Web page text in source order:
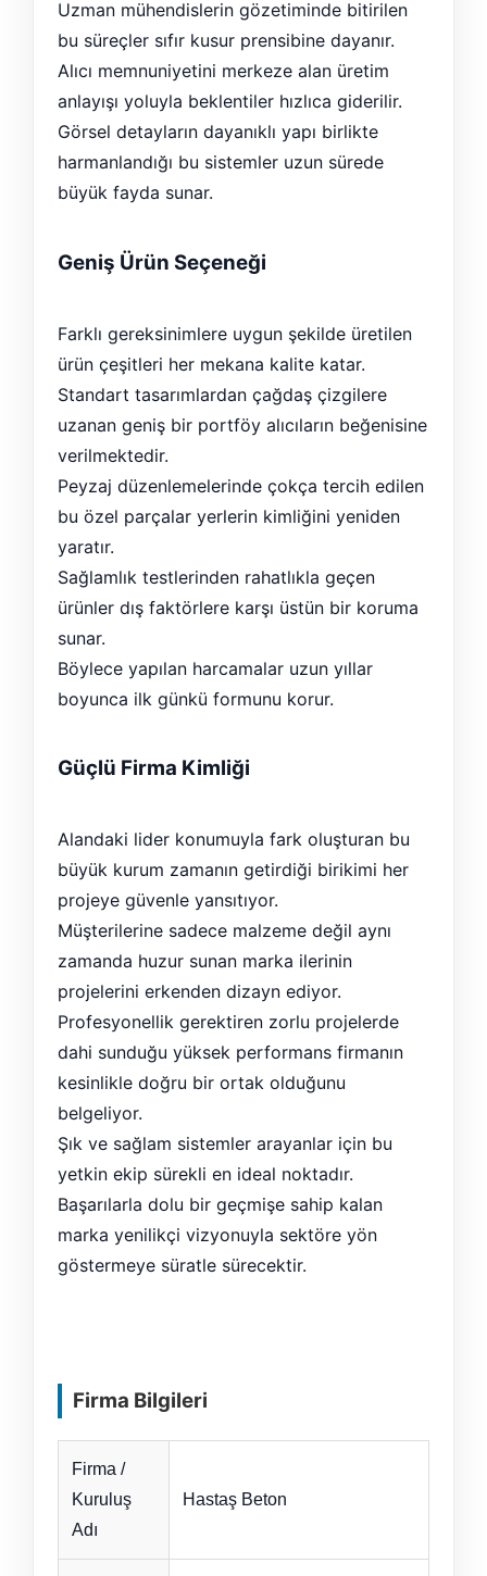
Uzman mühendislerin gözetiminde bitirilen
bu süreçler sıfır kusur prensibine dayanır.
Alıcı memnuniyetini merkeze alan üretim
anlayışı yoluyla beklentiler hızlıca giderilir.
Görsel detayların dayanıklı yapı birlikte
harmanlandığı bu sistemler uzun sürede
büyük fayda sunar.
Geniş Ürün Seçeneği
Farklı gereksinimlere uygun şekilde üretilen
ürün çeşitleri her mekana kalite katar.
Standart tasarımlardan çağdaş çizgilere
uzanan geniş bir portföy alıcıların beğenisine
verilmektedir.
Peyzaj düzenlemelerinde çokça tercih edilen
bu özel parçalar yerlerin kimliğini yeniden
yaratır.
Sağlamlık testlerinden rahatlıkla geçen
ürünler dış faktörlere karşı üstün bir koruma
sunar.
Böylece yapılan harcamalar uzun yıllar
boyunca ilk günkü formunu korur.
Güçlü Firma Kimliği
Alandaki lider konumuyla fark oluşturan bu
büyük kurum zamanın getirdiği birikimi her
projeye güvenle yansıtıyor.
Müşterilerine sadece malzeme değil aynı
zamanda huzur sunan marka ilerinin
projelerini erkenden dizayn ediyor.
Profesyonellik gerektiren zorlu projelerde
dahi sunduğu yüksek performans firmanın
kesinlikle doğru bir ortak olduğunu
belgeliyor.
Şık ve sağlam sistemler arayanlar için bu
yetkin ekip sürekli en ideal noktadır.
Başarılarla dolu bir geçmişe sahip kalan
marka yenilikçi vizyonuyla sektöre yön
göstermeye süratle sürecektir.
Firma Bilgileri
Firma /
Kuruluş
Adı
Hastaş Beton